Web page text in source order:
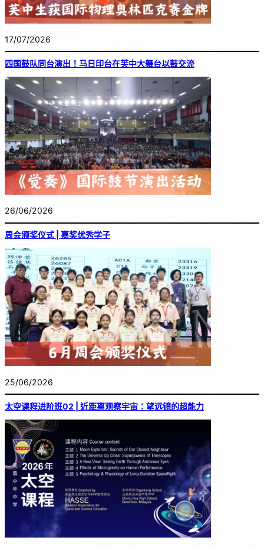
17/07/2026
四国鼓队同台演出！马日印台在芙中大舞台以鼓交流
26/06/2026
周会颁奖仪式 | 嘉奖优秀学子
25/06/2026
太空课程进阶班02 | 近距离观察宇宙：望远镜的超能力